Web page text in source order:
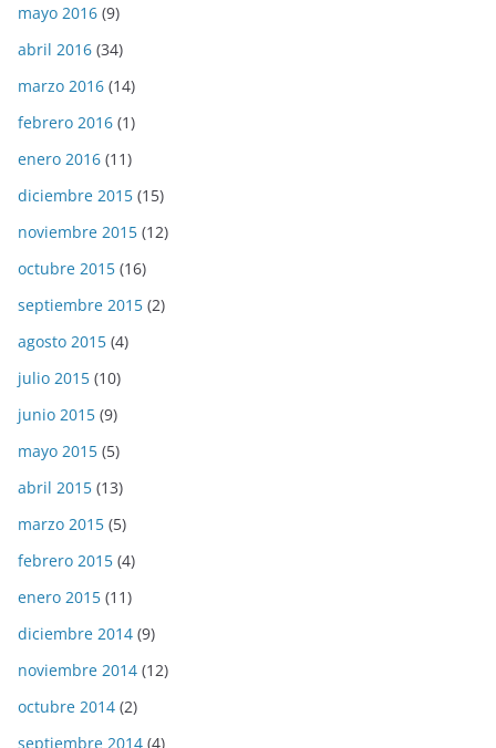
mayo 2016 (9)
abril 2016 (34)
marzo 2016 (14)
febrero 2016 (1)
enero 2016 (11)
diciembre 2015 (15)
noviembre 2015 (12)
octubre 2015 (16)
septiembre 2015 (2)
agosto 2015 (4)
julio 2015 (10)
junio 2015 (9)
mayo 2015 (5)
abril 2015 (13)
marzo 2015 (5)
febrero 2015 (4)
enero 2015 (11)
diciembre 2014 (9)
noviembre 2014 (12)
octubre 2014 (2)
septiembre 2014 (4)